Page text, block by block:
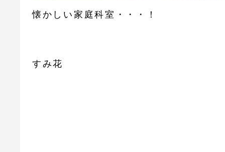
懐かしい家庭科室・・・！
すみ花